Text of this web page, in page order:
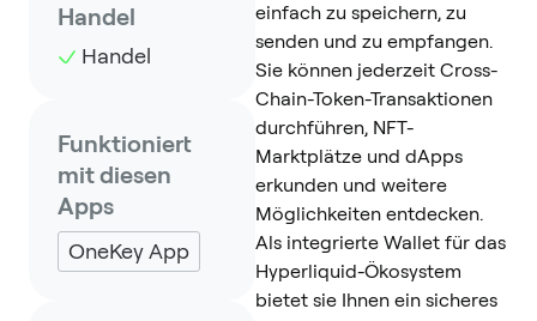
Handel
Handel
Funktioniert
mit diesen
Apps
OneKey App
einfach zu speichern, zu
senden und zu empfangen.
Sie können jederzeit Cross-
Chain-Token-Transaktionen
durchführen, NFT-
Marktplätze und dApps
erkunden und weitere
Möglichkeiten entdecken.
Als integrierte Wallet für das
Hyperliquid-Ökosystem
bietet sie Ihnen ein sicheres